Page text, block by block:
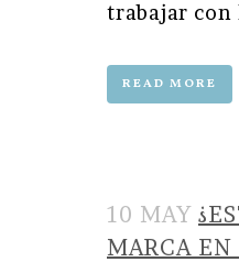
trabajar
READ MORE
10 MAY
MARCA